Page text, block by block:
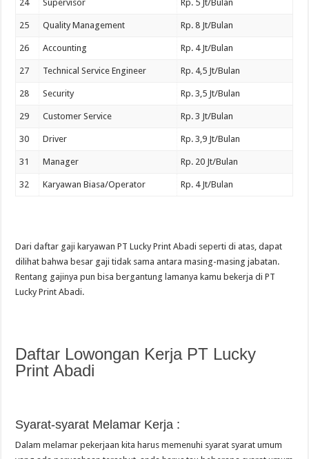
24 Supervisor Rp. 5 Jt/Bulan
25 Quality Management Rp. 8 Jt/Bulan
26 Accounting Rp. 4 Jt/Bulan
27 Technical Service Engineer Rp. 4,5 Jt/Bulan
28 Security Rp. 3,5 Jt/Bulan
29 Customer Service Rp. 3 Jt/Bulan
30 Driver Rp. 3,9 Jt/Bulan
31 Manager Rp. 20 Jt/Bulan
32 Karyawan Biasa/Operator Rp. 4 Jt/Bulan
Dari daftar gaji karyawan PT Lucky Print Abadi seperti di atas, dapat
dilihat bahwa besar gaji tidak sama antara masing-masing jabatan.
Rentang gajinya pun bisa bergantung lamanya kamu bekerja di PT
Lucky Print Abadi.
Daftar Lowongan Kerja PT Lucky
Print Abadi
Syarat-syarat Melamar Kerja :
Dalam melamar pekerjaan kita harus memenuhi syarat syarat umum